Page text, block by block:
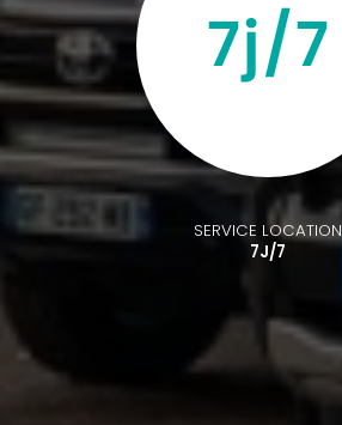
SERVICE LOCATION
7J/7